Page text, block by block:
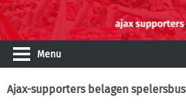
Menu
Ajax-supporters belagen spelersbus